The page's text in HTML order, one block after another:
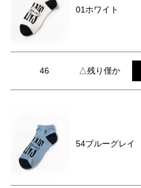
01ホワイト
46 △残り僅か
54ブルーグレイ